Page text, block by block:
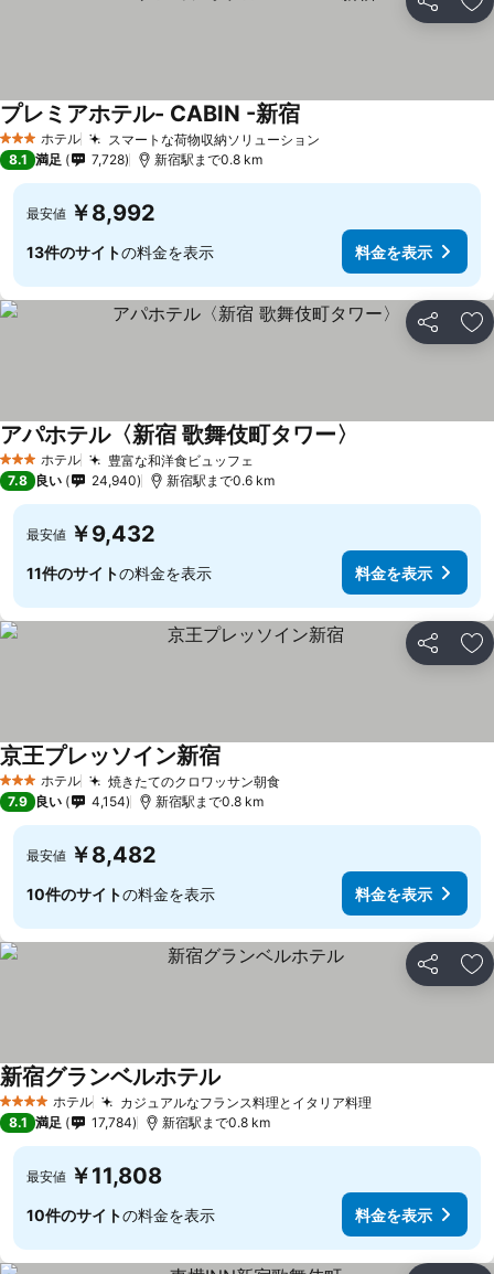
シェア お
3 ホテルのランク
ホテル スマートな荷物収納ソリューション
プレミアホテル- CABIN -新宿
8.1 満足 7,728 新宿駅まで0.8 km
最安値 ￥8,992
13件のサイトの料金を表示 料金を表示
シェア お
3 ホテルのランク
ホテル 豊富な和洋食ビュッフェ
アパホテル〈新宿 歌舞伎町タワー〉
7.8 良い 24,940 新宿駅まで0.6 km
最安値 ￥9,432
11件のサイトの料金を表示 料金を表示
シェア お
3 ホテルのランク
ホテル 焼きたてのクロワッサン朝食料金を表示
京王プレッソイン新宿
7.9 良い 4,154 新宿駅まで0.8 km
最安値 ￥8,482
10件のサイトの料金を表示 料金を表示
シェア お
4 ホテルのランク
ホテル カジュアルなフランス料理とイタリア料理料金を表示
新宿グランベルホテル
8.1 満足 17,784 新宿駅まで0.8 km
最安値 ￥11,808
10件のサイトの料金を表示 料金を表示